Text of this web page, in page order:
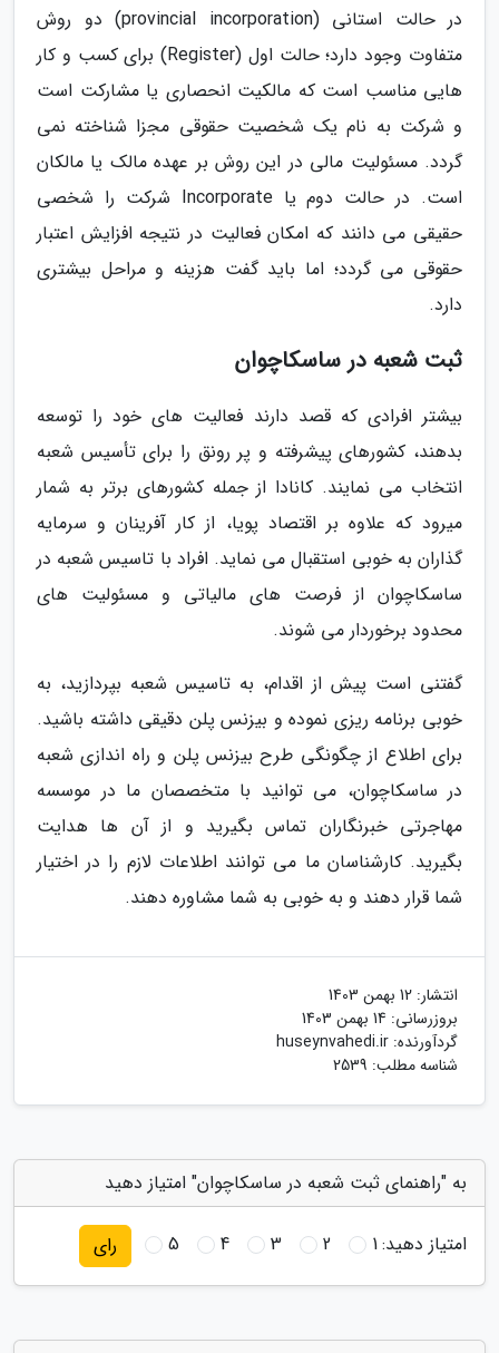
در حالت استانی (provincial incorporation) دو روش
متفاوت وجود دارد؛ حالت اول (Register) برای کسب و کار
هایی مناسب است که مالکیت انحصاری یا مشارکت است
و شرکت به نام یک شخصیت حقوقی مجزا شناخته نمی
گردد. مسئولیت مالی در این روش بر عهده مالک یا مالکان
است. در حالت دوم یا Incorporate شرکت را شخصی
حقیقی می دانند که امکان فعالیت در نتیجه افزایش اعتبار
حقوقی می گردد؛ اما باید گفت هزینه و مراحل بیشتری
دارد.
ثبت شعبه در ساسکاچوان
بیشتر افرادی که قصد دارند فعالیت های خود را توسعه
بدهند، کشورهای پیشرفته و پر رونق را برای تأسیس شعبه
انتخاب می نمایند. کانادا از جمله کشورهای برتر به شمار
میرود که علاوه بر اقتصاد پویا، از کار آفرینان و سرمایه
گذاران به خوبی استقبال می نماید. افراد با تاسیس شعبه در
ساسکاچوان از فرصت های مالیاتی و مسئولیت های
محدود برخوردار می شوند.
گفتنی است پیش از اقدام، به تاسیس شعبه بپردازید، به
خوبی برنامه ریزی نموده و بیزنس پلن دقیقی داشته باشید.
برای اطلاع از چگونگی طرح بیزنس پلن و راه اندازی شعبه
در ساسکاچوان، می توانید با متخصصان ما در موسسه
مهاجرتی خبرنگاران تماس بگیرید و از آن ها هدایت
بگیرید. کارشناسان ما می توانند اطلاعات لازم را در اختیار
شما قرار دهند و به خوبی به شما مشاوره دهند.
انتشار: 12 بهمن 1403
بروزرسانی: 14 بهمن 1403
گردآورنده: huseynvahedi.ir
شناسه مطلب: 2539
به "راهنمای ثبت شعبه در ساسکاچوان" امتیاز دهید
امتیاز دهید:1
2
3
4
5 رای